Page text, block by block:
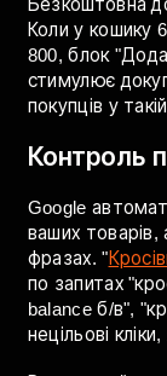
показувати
200 грн
150 грн
грн). Якщо
Безкоштовна
Коли у кошику
800, блок
стимулює
покупців у
Контроль